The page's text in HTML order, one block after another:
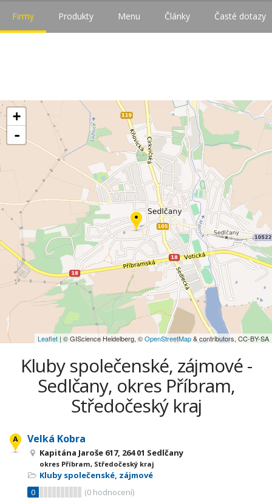
Firmy Produkty Menu Články Časté dotazy
+
-
Leaflet | © GIScience Heidelberg, ©OpenStreetMap& contributors, CC-BY-SA
Kluby společenské, zájmové -
Sedlčany, okres Příbram,
Středočeský kraj
Velká Kobra
Kapitána Jaroše 617, 264 01 Sedlčany
okres Příbram, Středočeský kraj
Kluby společenské, zájmové
0
(0 hodnocení)